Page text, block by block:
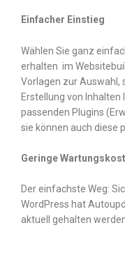
Einfacher Einstieg
Wählen Sie ganz
erhalten im
Vorlagen zur Auswahl,
Erstellung von Inhalten
passenden Plugins
sie können auch diese
Geringe
Der einfachste Weg:
WordPress hat
aktuell gehalten